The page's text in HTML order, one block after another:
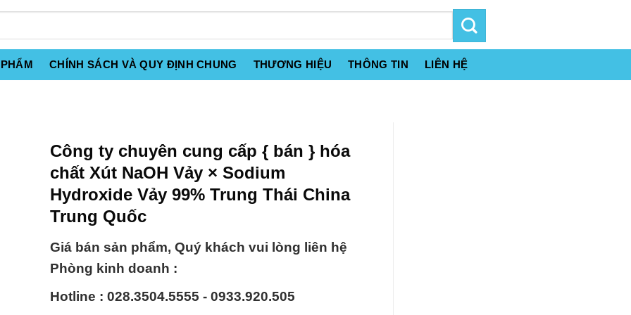
CHÍNH SÁCH VÀ QUY ĐỊNH CHUNG THƯƠNG HIỆU THÔNG TIN LIÊN HỆ
Công ty chuyên cung cấp { bán } hóa
chất Xút NaOH Vảy × Sodium
Hydroxide Vảy 99% Trung Thái China
Trung Quốc
Giá bán sản phẩm, Quý khách vui lòng liên hệ
Phòng kinh doanh :
Hotline : 028.3504.5555 - 0933.920.505